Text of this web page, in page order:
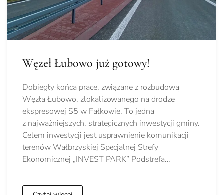
Węzeł Łubowo już gotowy!
Dobiegły końca prace, związane z rozbudową
Węzła Łubowo, zlokalizowanego na drodze
ekspresowej S5 w Fałkowie. To jedna
z najważniejszych, strategicznych inwestycji gminy.
Celem inwestycji jest usprawnienie komunikacji
terenów Wałbrzyskiej Specjalnej Strefy
Ekonomicznej „INVEST PARK” Podstrefa…